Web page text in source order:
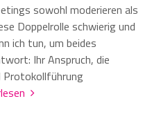
sowohl moderieren als
Doppelrolle schwierig und
ich tun, um beides
Ihr Anspruch, die
Protokollführung